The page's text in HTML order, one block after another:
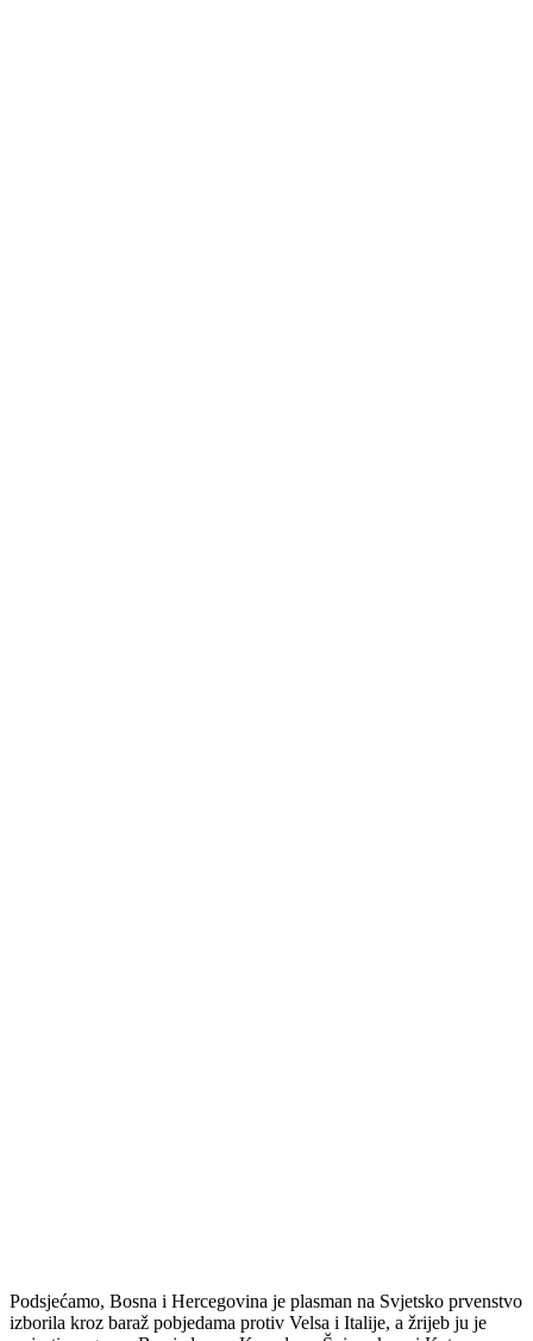
Podsjećamo, Bosna i Hercegovina je plasman na Svjetsko prvenstvo
izborila kroz baraž pobjedama protiv Velsa i Italije, a žrijeb ju je